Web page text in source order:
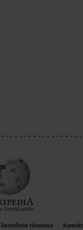
Tulln
Rechtliche Hinweise Kontakt